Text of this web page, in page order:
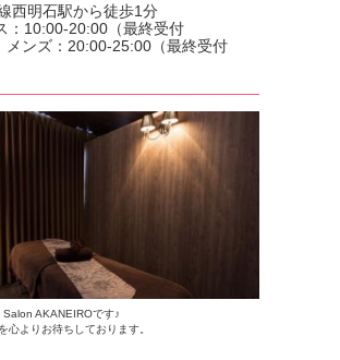
西明石駅から徒歩1分
：10:00-20:00（最終受付
ンズ：20:00-25:00（最終受付
AKANEIROです♪
心よりお待ちしております。